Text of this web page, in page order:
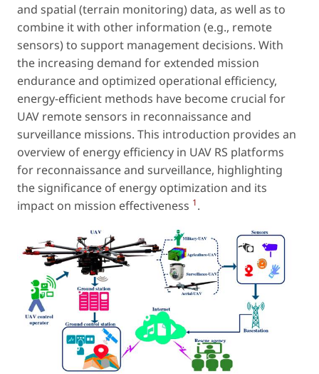
and spatial (terrain monitoring) data, as well as to
combine it with other information (e.g., remote
sensors) to support management decisions. With
the increasing demand for extended mission
endurance and optimized operational efficiency,
energy-efficient methods have become crucial for
UAV remote sensors in reconnaissance and
surveillance missions. This introduction provides an
overview of energy efficiency in UAV RS platforms
for reconnaissance and surveillance, highlighting
the significance of energy optimization and its
impact on mission effectiveness 1.